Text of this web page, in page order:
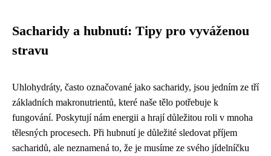
Sacharidy a hubnutí: Tipy pro vyváženou
stravu
Uhlohydráty, často označované jako sacharidy, jsou jedním ze tří
základních makronutrientů, které naše tělo potřebuje k
fungování. Poskytují nám energii a hrají důležitou roli v mnoha
tělesných procesech. Při hubnutí je důležité sledovat příjem
sacharidů, ale neznamená to, že je musíme ze svého jídelníčku